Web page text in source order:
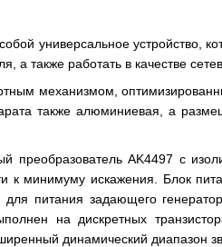
универсальное устройство,
а также работать в качестве
механизмом,
также алюминиевая, а
преобразователь AK4497 с
к минимуму искажения. Блок
питания задающего
на дискретных
динамический